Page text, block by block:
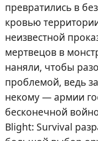
превратились в
кровью
неизвестной
мертвецов в
наняли, чтобы
проблемой, ведь
некому — армии
бесконечной
Blight: Survival